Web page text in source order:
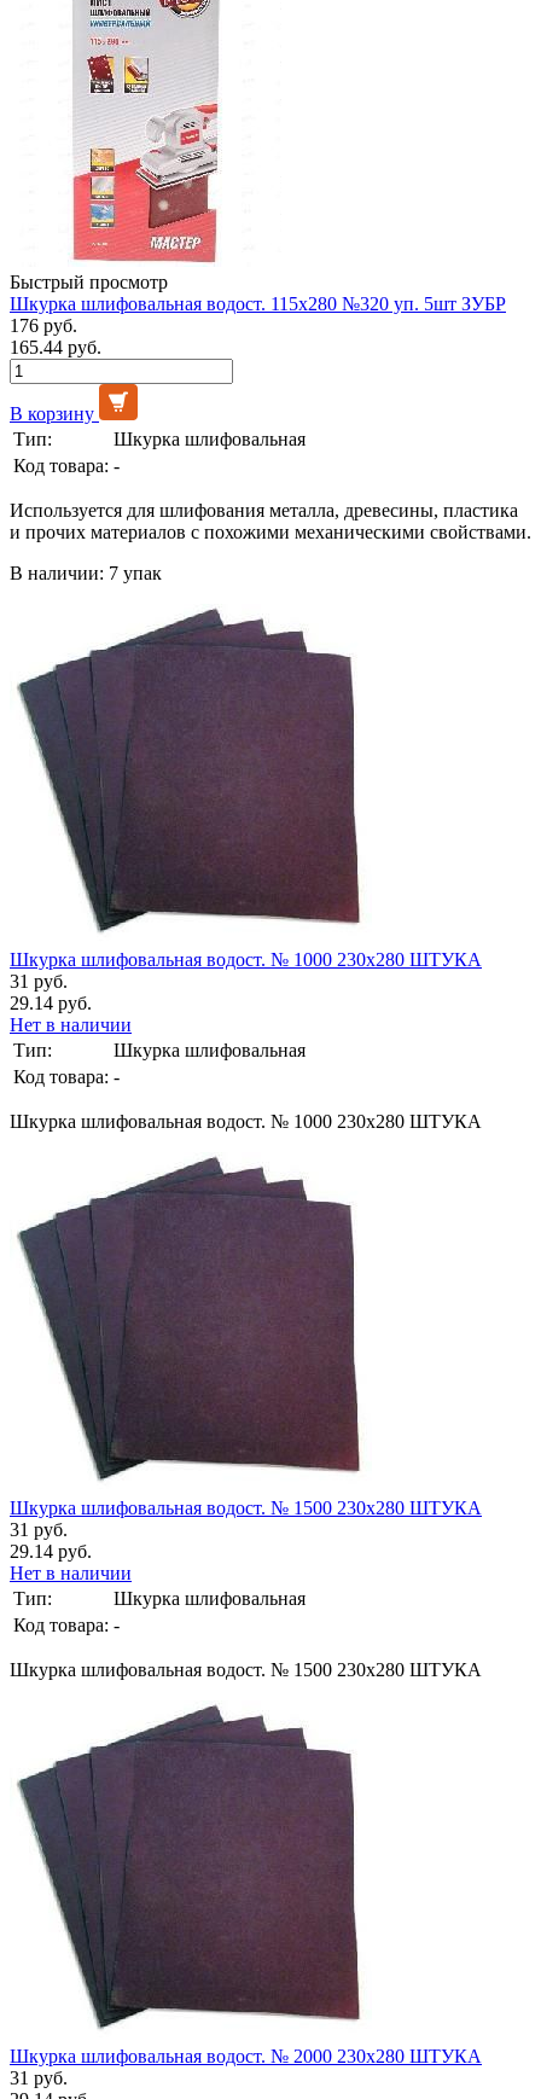
Быстрый просмотр
Шкурка шлифовальная водост. 115х280 №320 уп. 5шт ЗУБР
176 руб.
165.44 руб.
В корзину
Тип:
Шкурка шлифовальная
Код товара: -
Используется для шлифования металла, древесины, пластика
и прочих материалов с похожими механическими свойствами.
В наличии: 7 упак
Шкурка шлифовальная водост. № 1000 230х280 ШТУКА
31 руб.
29.14 руб.
Нет в наличии
Тип:
Шкурка шлифовальная
Код товара: -
Шкурка шлифовальная водост. № 1000 230х280 ШТУКА
Шкурка шлифовальная водост. № 1500 230х280 ШТУКА
31 руб.
29.14 руб.
Нет в наличии
Тип:
Шкурка шлифовальная
Код товара: -
Шкурка шлифовальная водост. № 1500 230х280 ШТУКА
Шкурка шлифовальная водост. № 2000 230х280 ШТУКА
31 руб.